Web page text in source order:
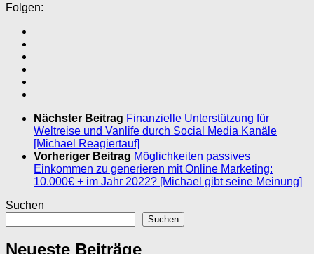
Folgen:
Nächster Beitrag Finanzielle Unterstützung für
Weltreise und Vanlife durch Social Media Kanäle
[Michael Reagiertauf]
Vorheriger Beitrag Möglichkeiten passives
Einkommen zu generieren mit Online Marketing:
10.000€ + im Jahr 2022? [Michael gibt seine Meinung]
Suchen
Suchen
Neueste Beiträge